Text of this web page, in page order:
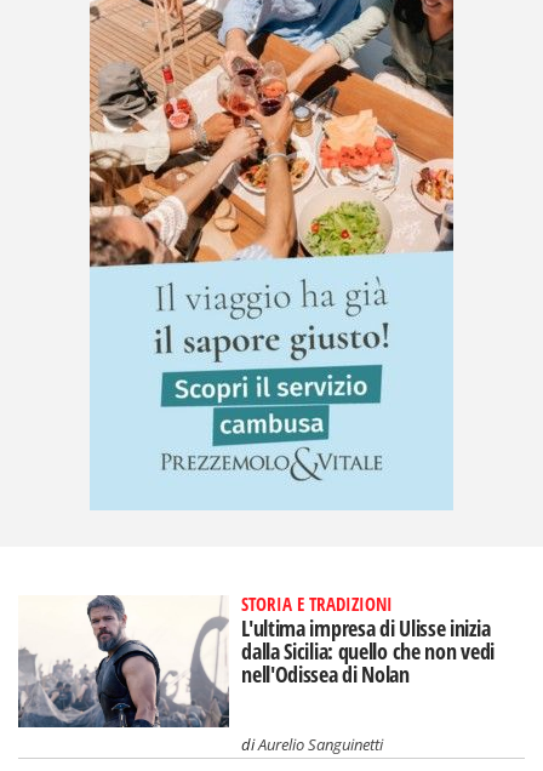
STORIA E TRADIZIONI
L'ultima impresa di Ulisse inizia
dalla Sicilia: quello che non vedi
nell'Odissea di Nolan
diAurelio Sanguinetti